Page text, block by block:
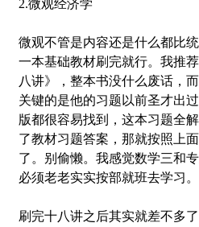
2.微观经济学
微观不管是内容还是什么都比
一本基础教材刷完就行。我推
八讲》，整本书没什么废话，
关键的是他的习题以前圣才出
版都很容易找到，这本习题全
了教材习题答案，那就按照上
了。别偷懒。我感觉数学三和
必须老老实实按部就班去学习。
刷完十八讲之后其实就差不多